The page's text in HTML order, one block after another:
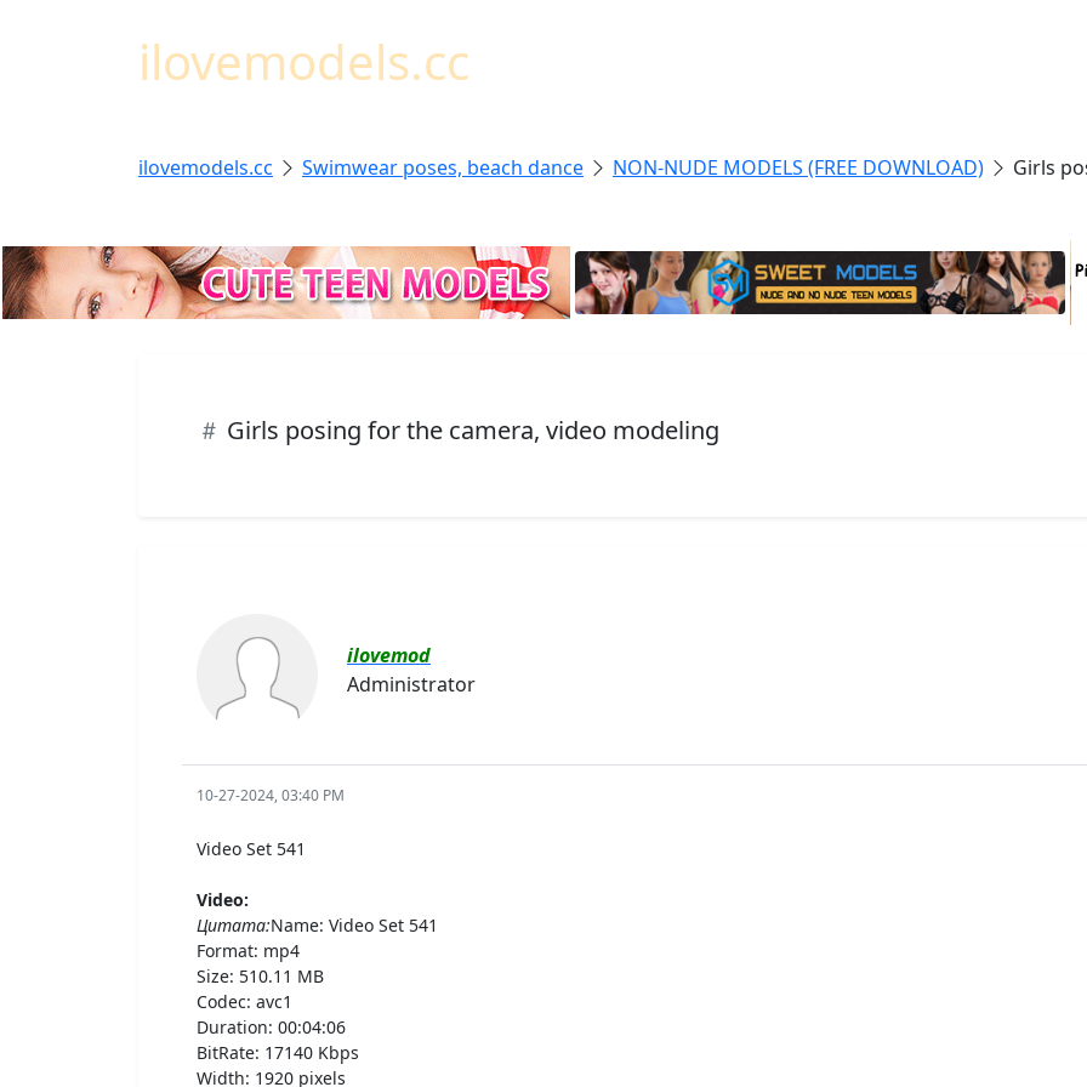
ilovemodels.cc
ilovemodels.cc Swimwear poses, beach dance NON-NUDE MODELS (FREE DOWNLOAD) Girls
Girls posing for the camera, video modeling
ilovemod
Administrator
10-27-2024, 03:40 PM
Video Set 541
Video:
Цитата:Name: Video Set 541
Format: mp4
Size: 510.11 MB
Codec: avc1
Duration: 00:04:06
BitRate: 17140 Kbps
Width: 1920 pixels